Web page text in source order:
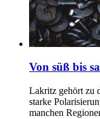
Von süß bis
Lakritz gehört zu
starke
manchen